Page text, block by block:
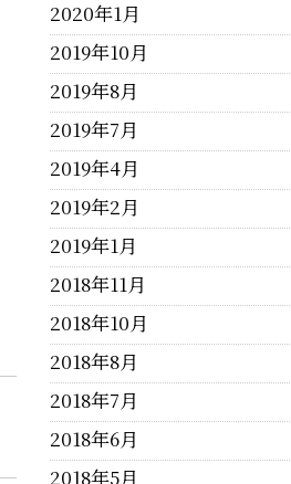
2020年1月
2019年10月
2019年8月
2019年7月
2019年4月
2019年2月
2019年1月
2018年11月
2018年10月
2018年8月
2018年7月
2018年6月
2018年5月